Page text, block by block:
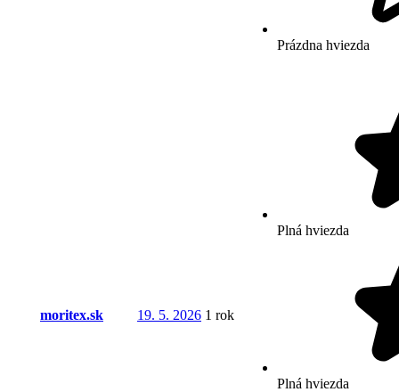
Prázdna hviezda
moritex.sk 19. 5. 2026 1 rok
Plná hviezda
Plná hviezda